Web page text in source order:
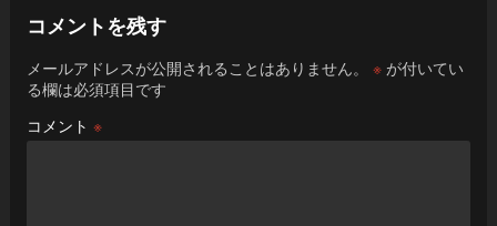
コメントを残す
メールアドレスが公開されることはありません。 ※が付いてい
る欄は必須項目です
コメント ※